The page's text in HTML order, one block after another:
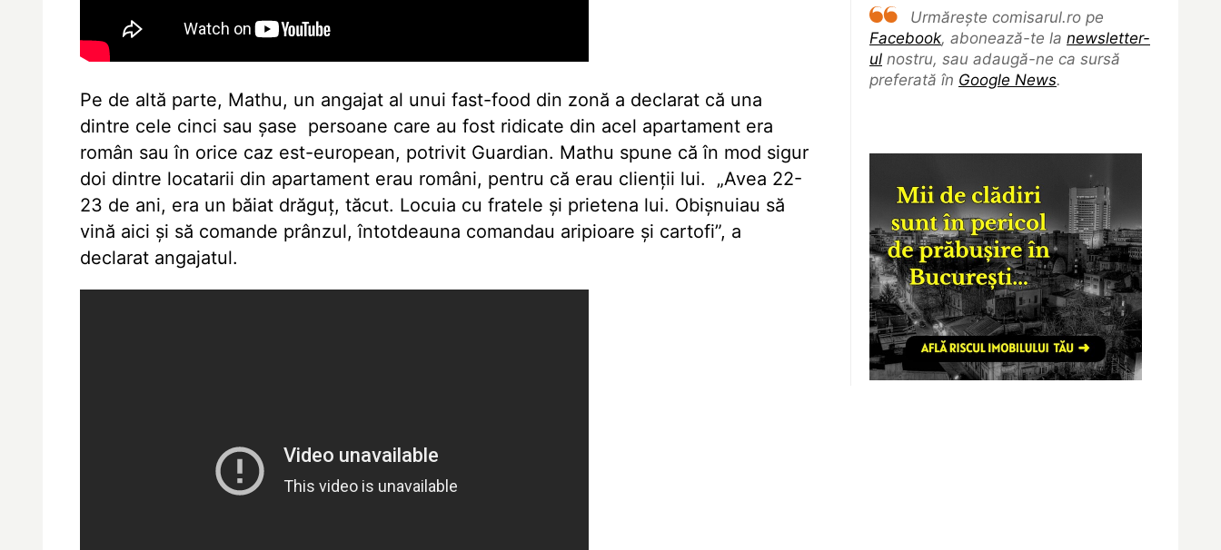
Urmărește comisarul.ro pe
Facebook, abonează-te la newsletter-
ul nostru, sau adaugă-ne ca sursă
preferată în Google News.
Pe de altă parte, Mathu, un angajat al unui fast-food din zonă a declarat că una
dintre cele cinci sau șase persoane care au fost ridicate din acel apartament era
român sau în orice caz est-european, potrivit Guardian. Mathu spune că în mod sigur
doi dintre locatarii din apartament erau români, pentru că erau clienții lui. „Avea 22-
23 de ani, era un băiat drăguț, tăcut. Locuia cu fratele și prietena lui. Obișnuiau să
vină aici și să comande prânzul, întotdeauna comandau aripioare și cartofi”, a
declarat angajatul.